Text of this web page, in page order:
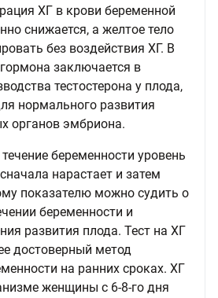
ХГ в крови беременной
снижается, а желтое тело
без воздействия ХГ. В
заключается в
тестостерона у плода,
нормального развития
органов эмбриона.
беременности уровень
нарастает и затем
показателю можно судить о
беременности и
развития плода. Тест на ХГ
достоверный метод
на ранних сроках. ХГ
женщины c 6-8-го дня